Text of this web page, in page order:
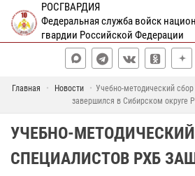
РОСГВАРДИЯ
Федеральная служба войск
гвардии Российской Федерации
Главная Новости
Учебно-методический
завершился в Сибирском округе
УЧЕБНО-
СПЕЦИАЛИСТОВ РХБ